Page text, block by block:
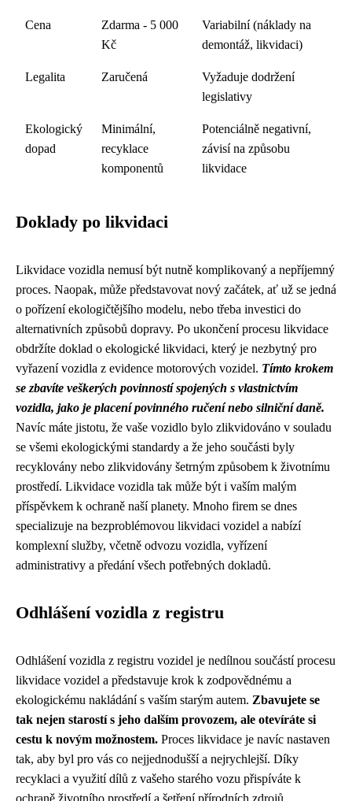
Cena
Zdarma - 5 000
Kč
Variabilní (náklady na
demontáž, likvidaci)
Legalita Zaručená
Vyžaduje dodržení
legislativy
Ekologický
dopad
Minimální,
recyklace
komponentů
Potenciálně negativní,
závisí na způsobu
likvidace
Doklady po likvidaci
Likvidace vozidla nemusí být nutně komplikovaný a nepříjemný
proces. Naopak, může představovat nový začátek, ať už se jedná
o pořízení ekologičtějšího modelu, nebo třeba investici do
alternativních způsobů dopravy. Po ukončení procesu likvidace
obdržíte doklad o ekologické likvidaci, který je nezbytný pro
vyřazení vozidla z evidence motorových vozidel. Tímto krokem
se zbavíte veškerých povinností spojených s vlastnictvím
vozidla, jako je placení povinného ručení nebo silniční daně.
Navíc máte jistotu, že vaše vozidlo bylo zlikvidováno v souladu
se všemi ekologickými standardy a že jeho součásti byly
recyklovány nebo zlikvidovány šetrným způsobem k životnímu
prostředí. Likvidace vozidla tak může být i vaším malým
příspěvkem k ochraně naší planety. Mnoho firem se dnes
specializuje na bezproblémovou likvidaci vozidel a nabízí
komplexní služby, včetně odvozu vozidla, vyřízení
administrativy a předání všech potřebných dokladů.
Odhlášení vozidla z registru
Odhlášení vozidla z registru vozidel je nedílnou součástí procesu
likvidace vozidel a představuje krok k zodpovědnému a
ekologickému nakládání s vaším starým autem. Zbavujete se
tak nejen starostí s jeho dalším provozem, ale otevíráte si
cestu k novým možnostem. Proces likvidace je navíc nastaven
tak, aby byl pro vás co nejjednodušší a nejrychlejší. Díky
recyklaci a využití dílů z vašeho starého vozu přispíváte k
ochraně životního prostředí a šetření přírodních zdrojů.